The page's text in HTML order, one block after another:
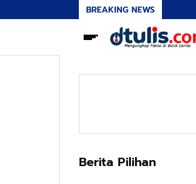
BREAKING NEWS
Berita Pilihan